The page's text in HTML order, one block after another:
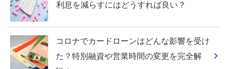
利息を減らすにはどうすれば良い？
コロナでカードローンはどんな影響を受け
た？特別融資や営業時間の変更を完全解